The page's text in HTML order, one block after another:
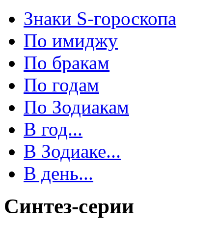
Знаки S-гороскопа
По имиджу
По бракам
По годам
По Зодиакам
В год...
В Зодиаке...
В день...
Синтез-серии